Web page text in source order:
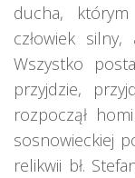
ducha, którym
człowiek
Wszystko
przyjdzie,
rozpoczął
sosnowieckiej
relikwii bł.